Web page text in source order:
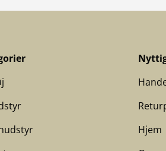
Hjem